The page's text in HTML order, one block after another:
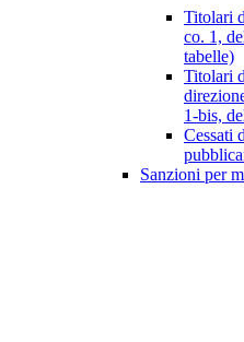
Titolari
co. 1,
tabelle)
Titolari
1-bis,
Cessati
Sanzioni per